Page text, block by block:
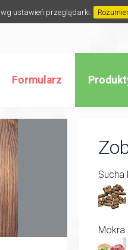
ustawień przeglądarki.
Formularz
Sucha
Mokra